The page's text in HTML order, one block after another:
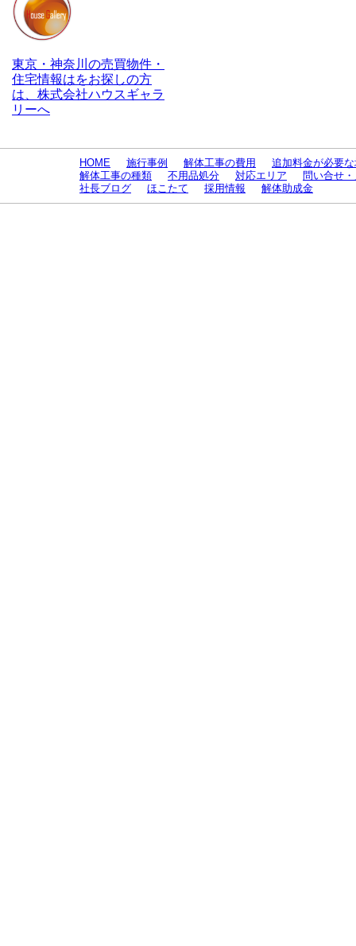
東京・神奈川の売買物件・
住宅情報はをお探しの方
は、株式会社ハウスギャラ
リーへ
HOME 施行事例 解体工事の費用
追加料金が必要
解体工事の種類
不用品処分 対応エリア
問い合せ
社長ブログ
ほこたて 採用情報 解体助成金